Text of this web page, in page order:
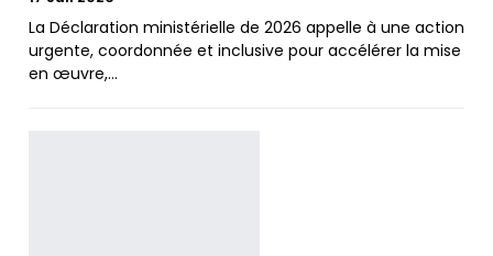
La Déclaration ministérielle de 2026 appelle à une action
urgente, coordonnée et inclusive pour accélérer la mise
en œuvre,…